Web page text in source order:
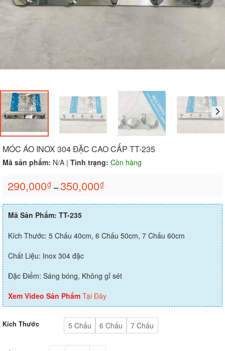
MÓC ÁO INOX 304 ĐẶC CAO CẤP TT-235
Mã sản phẩm: N/A | Tình trạng: Còn hàng
290,000₫–350,000₫
Mã Sản Phẩm: TT-235
Kích Thước: 5 Chấu 40cm, 6 Chấu 50cm, 7 Chấu 60cm
Chất Liệu: Inox 304 đặc
Đặc Điểm: Sáng bóng, Không gỉ sét
Xem Video Sản Phẩm Tại Đây
Kích Thước 5 Chấu 6 Chấu 7 Chấu